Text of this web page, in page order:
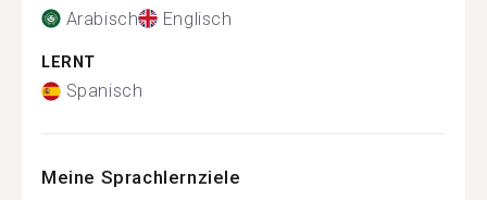
Arabisch Englisch
LERNT
Spanisch
Meine Sprachlernziele